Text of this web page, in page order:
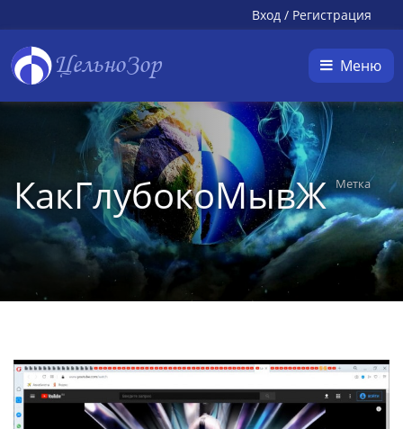
Вход / Регистрация
ЦельноЗор Меню
КакГлубокоМывЖМетка